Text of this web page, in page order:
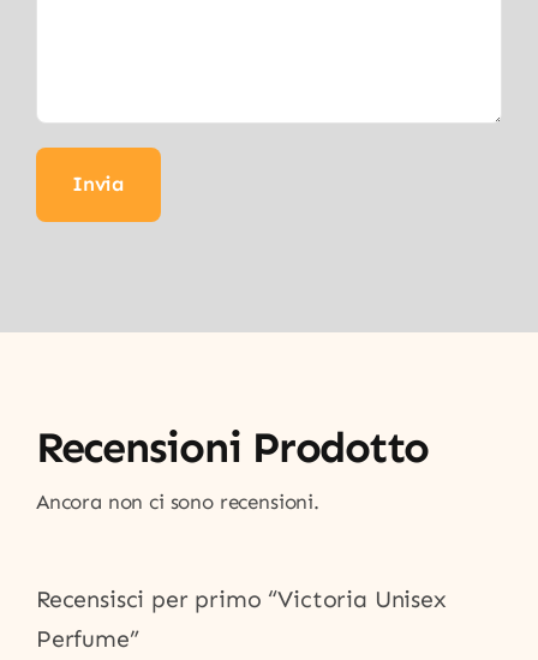
Recensioni Prodotto
Ancora non ci sono recensioni.
Recensisci per primo “Victoria Unisex
Perfume”